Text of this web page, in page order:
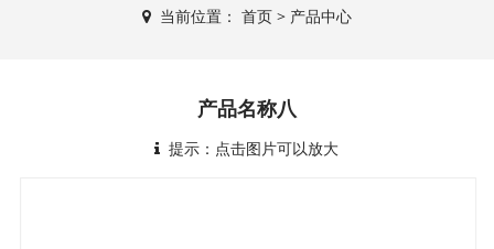
当前位置： 首页> 产品中心
产品名称八
提示：点击图片可以放大